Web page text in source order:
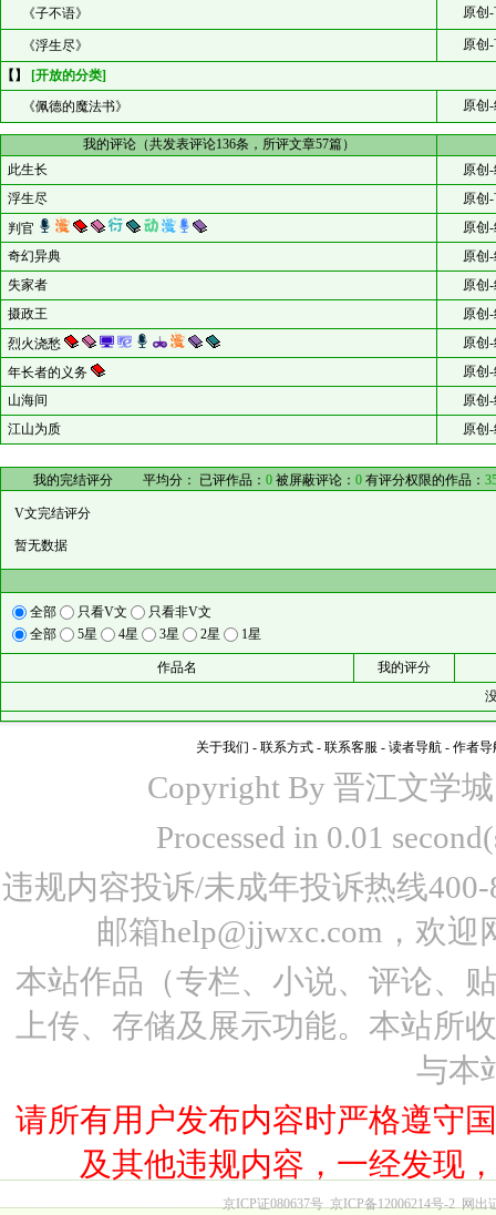
《子不语》
原创
《浮生尽》
原创
【】
[开放的分类]
《佩德的魔法书》
原创
我的评论（共发表评论136条，所评文章57篇）
此生长
原创
浮生尽
原创
判官
原创
奇幻异典
原创
失家者
原创
摄政王
原创
烈火浇愁
原创
年长者的义务
原创
山海间
原创
江山为质
原创
我的完结评分 平均分： 已评作品： 0 被屏蔽评论： 0 有评分权限的作品：
V文完结评分
暂无数据
全部 只看V文
只看非V文
全部
5星 4星 3星 2星 1星
作品名
我的评分
关于我们 - 联系方式 - 联系客服 - 读者导航 - 作者导
Copyright By 晋江文学
Processed in 0.01
违规内容投诉/未成年投诉热线
邮箱help@jjwxc.com，欢
本站作品（专栏、小说、评论、
上传、存储及展示功能。本站所
与本
请所有用户发布内容时严格遵守
及其他违规内容，一经发现
京ICP证080637号 京ICP备12006214号-2 网出